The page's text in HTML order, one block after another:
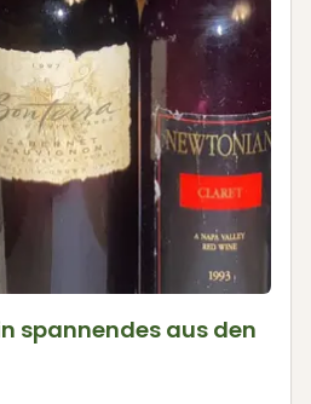
spannendes aus den